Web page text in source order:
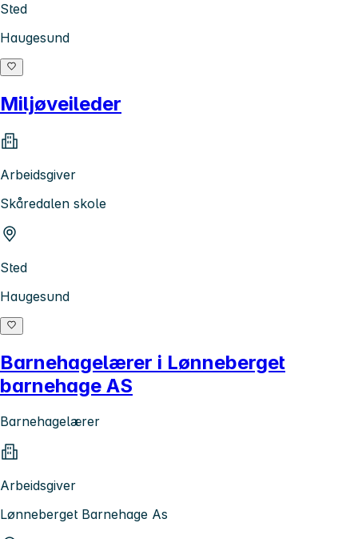
Sted
Haugesund
Miljøveileder
Arbeidsgiver
Skåredalen skole
Sted
Haugesund
Barnehagelærer i Lønneberget
barnehage AS
Barnehagelærer
Arbeidsgiver
Lønneberget Barnehage As